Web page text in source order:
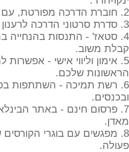
2. חוברת הדרכה מפורטת, עם מאגר גדול של תרגילים.
3. סדרת סרטוני הדרכה לרענון והעמקה בבית
4. סטאז' - התנסות בהנחייה
קבלת משוב.
5. אימון וליווי אישי - אפשרות
הראשונות שלכם.
6. רשת תמיכה - השתתפות
ובכנסים.
7. פרסום חינם - באתר
מאדן.
8. ​מפגשים עם בוגרי הקורסים
פעולה.